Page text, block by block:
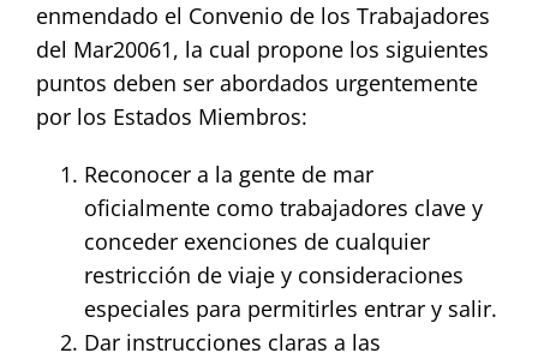
enmendado el Convenio de los Trabajadores
del Mar20061, la cual propone los siguientes
puntos deben ser abordados urgentemente
por los Estados Miembros:
Reconocer a la gente de mar
oficialmente como trabajadores clave y
conceder exenciones de cualquier
restricción de viaje y consideraciones
especiales para permitirles entrar y salir.
Dar instrucciones claras a las